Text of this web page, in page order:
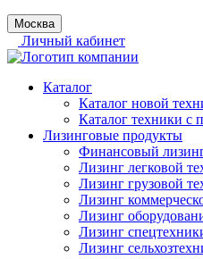
Москва
Личный кабинет
Каталог
Каталог новой
Каталог техники с
Лизинговые продукты
Финансовый
Лизинг легковой
Лизинг грузовой
Лизинг
Лизинг
Лизинг
Лизинг